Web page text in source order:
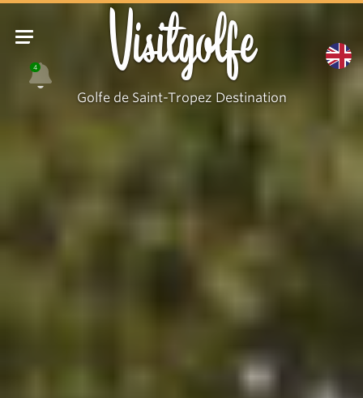
4 Visitgolfe
Golfe de Saint-Tropez Destination